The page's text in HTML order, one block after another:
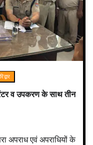
व उपकरण के साथ तीन
अपराध एवं अपराधियों के